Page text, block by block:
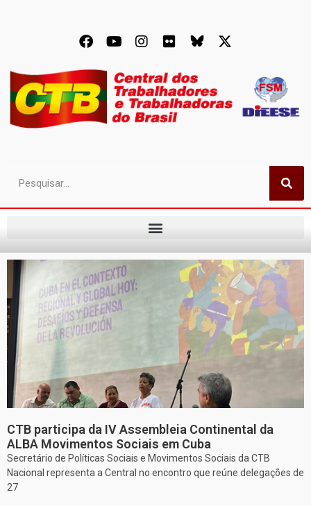
CTB participa da IV Assembleia Continental da
ALBA Movimentos Sociais em Cuba
Secretário de Políticas Sociais e Movimentos Sociais da CTB
Nacional representa a Central no encontro que reúne delegações de
27